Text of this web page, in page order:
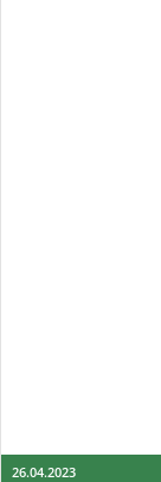
26.04.2023